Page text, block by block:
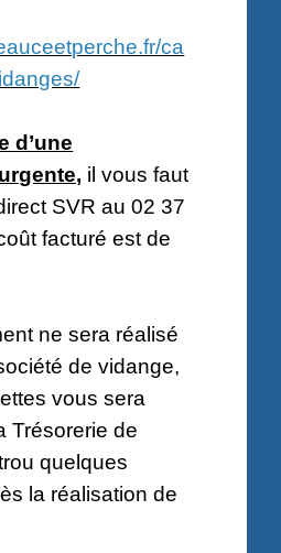
ca
d’une
il vous faut
SVR au 02 37
facturé est de
ne sera réalisé
de vidange,
vous sera
Trésorerie de
quelques
la réalisation de